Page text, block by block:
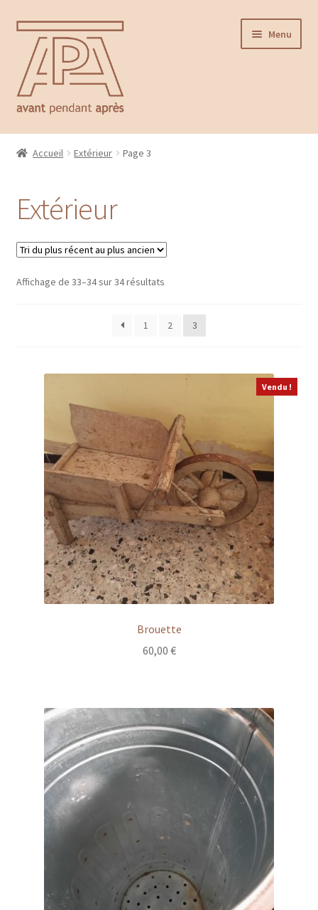
Aller
navigation
Aller
contenu
Menu
Accueil
Mobilier
Luminaire
Art de la table
Sculpture
Extérieur
Matériaux
Technique
Accueil Extérieur Page 3
Extérieur
Affichage de 33–34 sur 34 résultats
1 2 3
Vendu !
Brouette
60,00 €